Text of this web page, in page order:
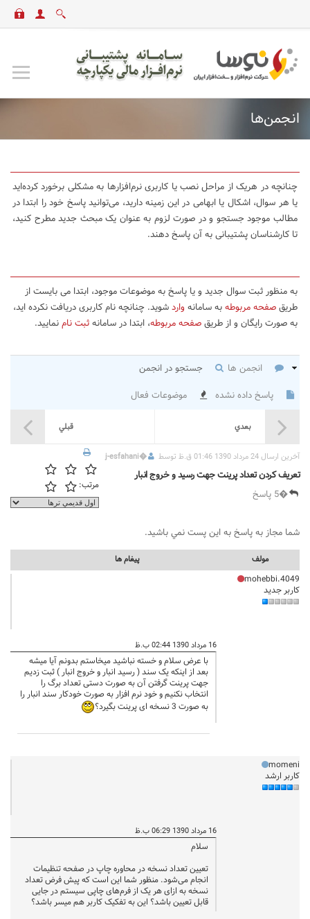
انجمن‌ها
چنانچه در هریک از مراحل نصب یا کاربری نرم‌افزارها به مشکلی برخورد کرده‌اید
یا هر سوال، اشکال یا ابهامی در این زمینه دارید، می‌توانید پاسخ خود را ابتدا در
مطالب موجود جستجو و در صورت لزوم به عنوان یک مبحث جدید مطرح کنید،
تا کارشناسان پشتیبانی به آن پاسخ دهند.
به منظور ثبت سوال جدید و یا پاسخ به موضوعات موجود، ابتدا می بایست از
طریقصفحه مربوطهبه سامانه واردشوید. چنانچه نام کاربری دریافت نکرده اید،
به صورت رایگان و از طریقصفحه مربوطه، ابتدا در سامانهثبت نامنمایید.
انجمن ها
جستجو در انجمن
پاسخ داده نشده
موضوعات فعال
قبلي بعدي
آخرين ارسال 24 مرداد 1390 01:46 ق.ظ توسط �
j-esfahani
تعریف کردن تعداد پرینت جهت رسید و خروج انبار
�5 پاسخ
مرتب:
شما مجاز به پاسخ به اين پست نمي باشيد.
مولف پيغام ها
mohebbi.4049
کاربر جدید
16 مرداد 1390 02:44 ب.ظ
با عرض سلام و خسته نباشید میخاستم بدونم آیا میشه
بعد از اینکه یک سند ( رسید انبار و خروج انبار ) ثبت زدیم
جهت پرینت گرفتن آن به صورت دستی تعداد برگ را
انتخاب نکنیم و خود نرم افزار به صورت خودکار سند انبار را
به صورت 3 نسخه ای پرینت بگیرد؟
momeni
کاربر ارشد
16 مرداد 1390 06:29 ب.ظ
سلام
تعیین تعداد نسخه در محاوره چاپ در صفحه تنظیمات
انجام می‌شود. منظور شما این است که پیش فرض تعداد
نسخه به ازای هر یک از فرم‌های چاپی سیستم در جایی
قابل تعیین باشد؟ این به تفکیک کاربر هم میسر باشد؟